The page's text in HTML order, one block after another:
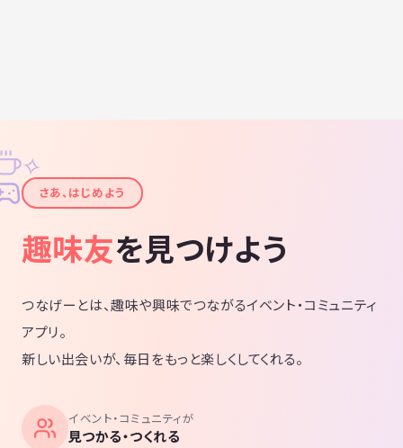
✦
✧
さあ、はじめよう
趣味友を見つけよう
つなげーとは、趣味や興味でつながるイベント・コミュニティ
アプリ。
新しい出会いが、毎日をもっと楽しくしてくれる。
イベント・コミュニティが
見つかる・つくれる